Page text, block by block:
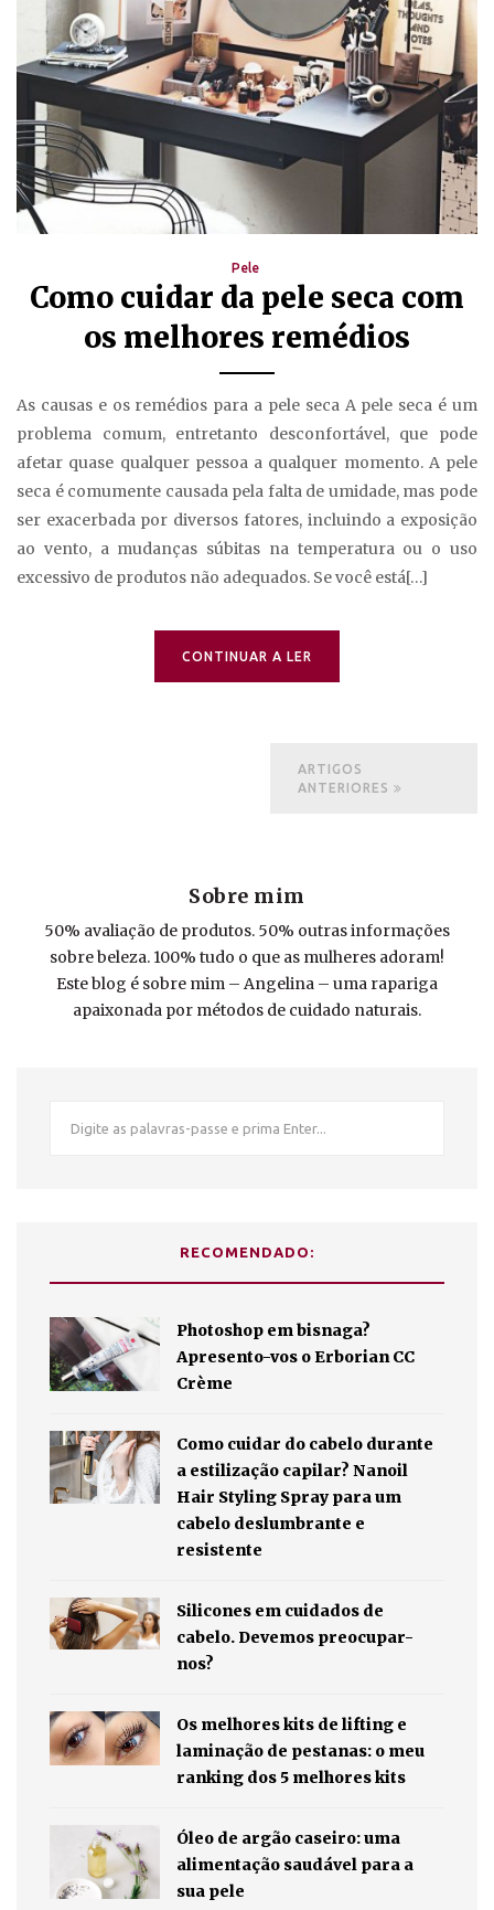
Pele
Como cuidar da pele seca com
os melhores remédios
As causas e os remédios para a pele seca A pele seca é um
problema comum, entretanto desconfortável, que pode
afetar quase qualquer pessoa a qualquer momento. A pele
seca é comumente causada pela falta de umidade, mas pode
ser exacerbada por diversos fatores, incluindo a exposição
ao vento, a mudanças súbitas na temperatura ou o uso
excessivo de produtos não adequados. Se você está[…]
CONTINUAR A LER
ARTIGOS
ANTERIORES
Sobre mim
50% avaliação de produtos. 50% outras informações
sobre beleza. 100% tudo o que as mulheres adoram!
Este blog é sobre mim – Angelina – uma rapariga
apaixonada por métodos de cuidado naturais.
RECOMENDADO:
Photoshop em bisnaga?
Apresento-vos o Erborian CC
Crème
Como cuidar do cabelo durante
a estilização capilar? Nanoil
Hair Styling Spray para um
cabelo deslumbrante e
resistente
Silicones em cuidados de
cabelo. Devemos preocupar-
nos?
Os melhores kits de lifting e
laminação de pestanas: o meu
ranking dos 5 melhores kits
Óleo de argão caseiro: uma
alimentação saudável para a
sua pele